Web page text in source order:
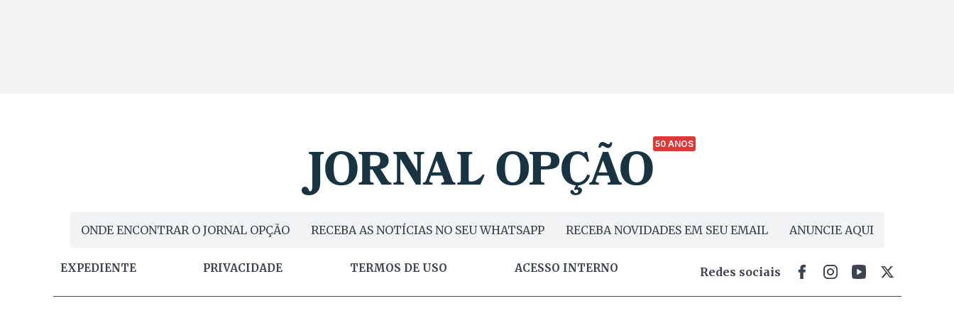
50 ANOS
ONDE ENCONTRAR O JORNAL OPÇÃO RECEBA AS NOTÍCIAS NO SEU WHATSAPP RECEBA NOVIDADES EM SEU EMAIL ANUNCIE AQUI
EXPEDIENTE PRIVACIDADE TERMOS DE USO ACESSO INTERNO Redes sociais